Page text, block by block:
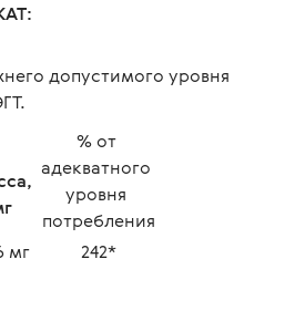
допустимого уровня
% от
адекватного
уровня
потребления
мг 242*